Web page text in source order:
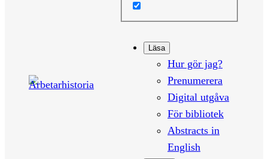
Läsa
Hur gör jag?
Prenumerera
Digital utgåva
För bibliotek
Abstracts in
English